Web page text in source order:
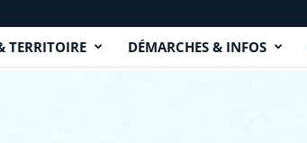
TERRITOIRE DÉMARCHES & INFOS